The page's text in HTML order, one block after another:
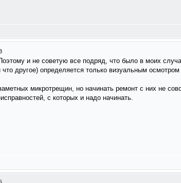
и не советую все подряд, что было в моих
другое) определяется только визуальным
микротрещин, но начинать ремонт с них не
с которых и надо начинать.